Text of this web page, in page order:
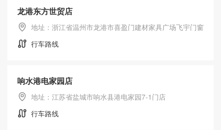
龙港东方世贸店
地址：浙江省温州市龙港市喜盈门建材家具广场飞宇门窗
行车路线
响水港电家园店
地址：江苏省盐城市响水县港电家园7-1门店
行车路线